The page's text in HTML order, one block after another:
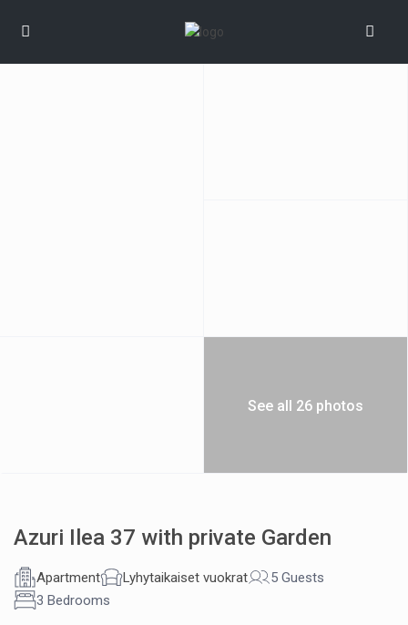
See all 26 photos
Azuri Ilea 37 with private Garden
Apartment Lyhytaikaiset vuokrat
5 Guests
3 Bedrooms